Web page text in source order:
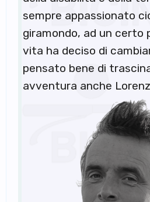
sempre appassionato
giramondo, ad un certo
vita ha deciso di
pensato bene di
avventura anche